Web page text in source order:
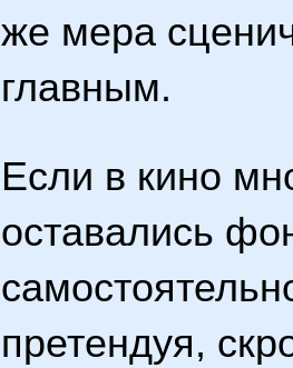
же мера
главным.
Если в кино
оставались
претендуя,